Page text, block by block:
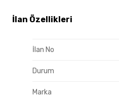
İlan Özellikleri
İlan No
Durum
Marka